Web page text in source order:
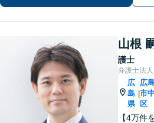
山根
護士
弁護士法
広
島
県
|
広
市中
区
【4万件